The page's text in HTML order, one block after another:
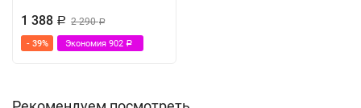
1 388 Р 2 290Р
- 39% Экономия 902 Р